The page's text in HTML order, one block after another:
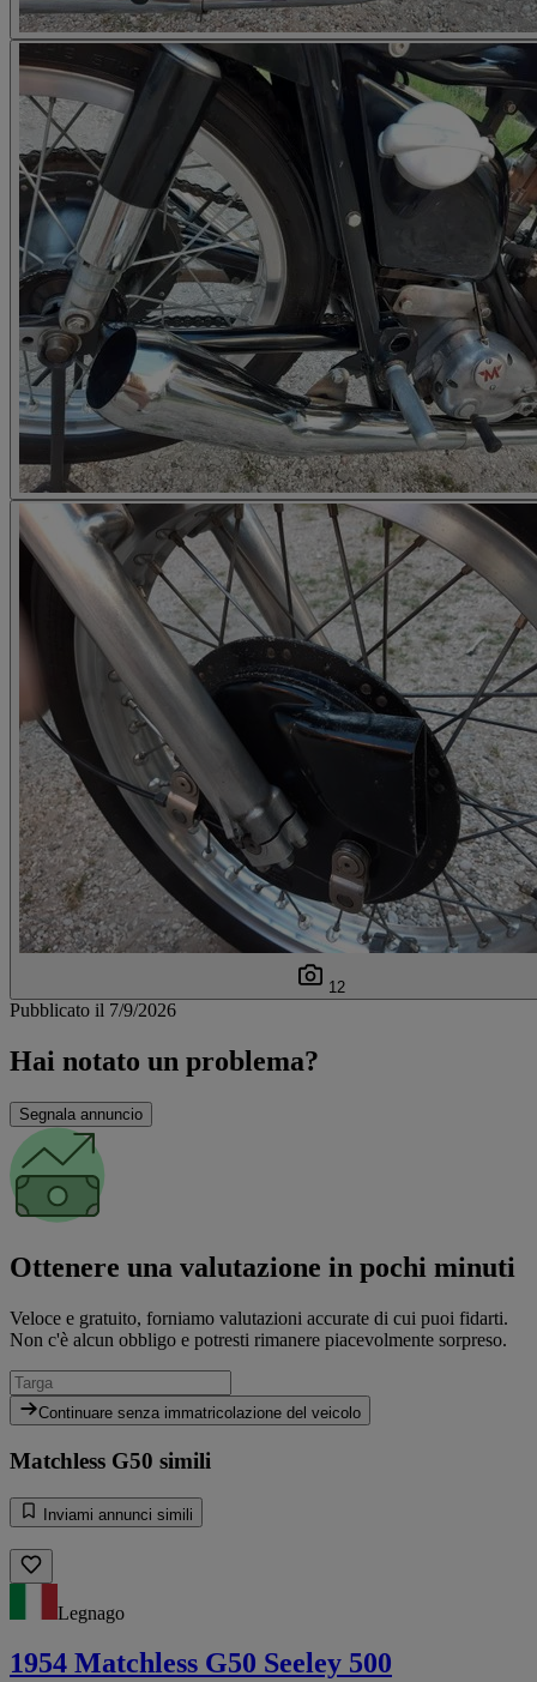
12
Pubblicato il 7/9/2026
Hai notato un problema?
Segnala annuncio
Ottenere una valutazione in pochi minuti
Veloce e gratuito, forniamo valutazioni accurate di cui puoi fidarti.
Non c'è alcun obbligo e potresti rimanere piacevolmente sorpreso.
Continuare senza immatricolazione del veicolo
Matchless G50 simili
Inviami annunci simili
Legnago
1954 Matchless G50 Seeley 500